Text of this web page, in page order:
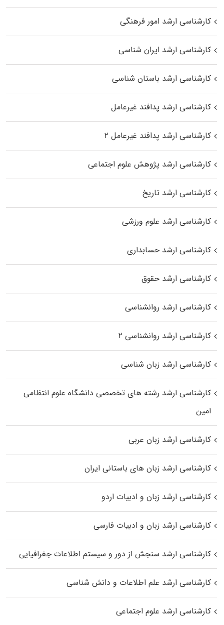
کارشناسی ارشد امور فرهنگی
کارشناسی ارشد ایران شناسی
کارشناسی ارشد باستان شناسی
کارشناسی ارشد پدافند غیرعامل
کارشناسی ارشد پدافند غیرعامل ۲
کارشناسی ارشد پژوهش علوم اجتماعی
کارشناسی ارشد تاریخ
کارشناسی ارشد علوم ورزشی
کارشناسی ارشد حسابداری
کارشناسی ارشد حقوق
کارشناسی ارشد روانشناسی
کارشناسی ارشد روانشناسی ۲
کارشناسی ارشد زبان شناسی
کارشناسی ارشد رﺷﺘﻪ ﻫﺎی تخصصی داﻧﺸﮕﺎه ﻋﻠﻮم انتظامی
اﻣﻴﻦ
کارشناسی ارشد زبان عربی
کارشناسی ارشد زبان‌ های باستانی ایران
کارشناسی ارشد زبان و ادبیات اردو
کارشناسی ارشد زبان و ادبیات فارسی
کارشناسی ارشد سنجش از دور و سیستم اطلاعات جغرافیایی
کارشناسی ارشد علم اطلاعات و دانش شناسی
کارشناسی ارشد علوم اجتماعی